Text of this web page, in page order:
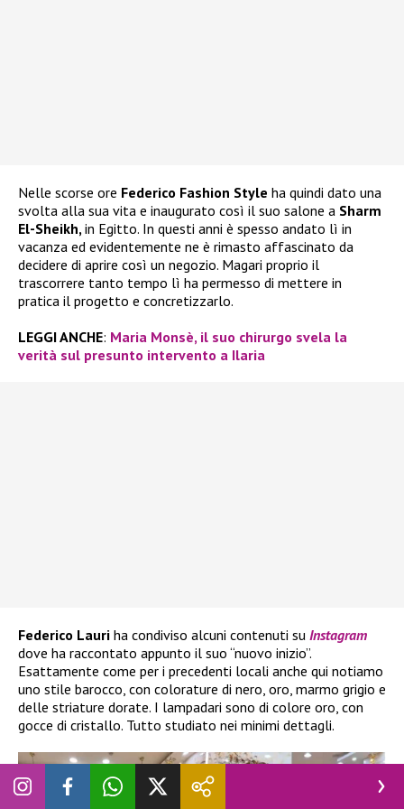
Nelle scorse ore Federico Fashion Style ha quindi dato una
svolta alla sua vita e inaugurato così il suo salone a Sharm
El-Sheikh,in Egitto. In questi anni è spesso andato lì in
vacanza ed evidentemente ne è rimasto affascinato da
decidere di aprire così un negozio. Magari proprio il
trascorrere tanto tempo lì ha permesso di mettere in
pratica il progetto e concretizzarlo.
LEGGI ANCHE: Maria Monsè, il suo chirurgo svela la
verità sul presunto intervento a Ilaria
Federico Lauri ha condiviso alcuni contenuti su Instagram
dove ha raccontato appunto il suo “nuovo inizio”.
Esattamente come per i precedenti locali anche qui notiamo
uno stile barocco, con colorature di nero, oro, marmo grigio e
delle striature dorate. I lampadari sono di colore oro, con
gocce di cristallo. Tutto studiato nei minimi dettagli.